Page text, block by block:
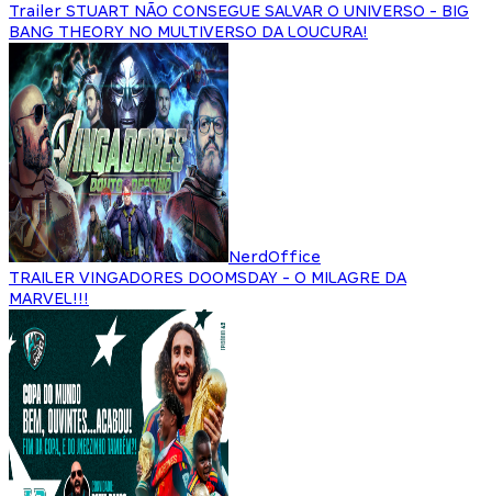
Trailer STUART NÃO CONSEGUE SALVAR O UNIVERSO - BIG
BANG THEORY NO MULTIVERSO DA LOUCURA!
NerdOffice
TRAILER VINGADORES DOOMSDAY - O MILAGRE DA
MARVEL!!!